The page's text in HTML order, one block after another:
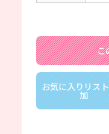
こ
お気に入りリス
加